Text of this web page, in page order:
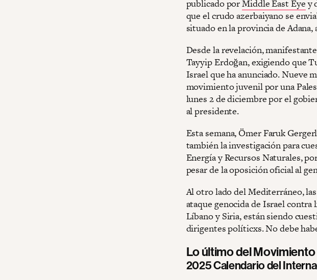
publicado porMiddle East Eyey
que el crudo azerbaiyano se
situado en la provincia de
Desde la revelación,
Tayyip Erdoğan, exigiendo que
Israel que ha anunciado. Nueve
movimiento juvenil por una
lunes 2 de diciembre por el
al presidente.
Esta semana, Ömer Faruk
también la investigación para
Energía y Recursos Naturales,
pesar de la oposición oficial al
Al otro lado del Mediterráneo,
ataque genocida de Israel
Líbano y Siria, están siendo
dirigentes políticxs. No debe
Lo último del Movimiento
2025 Calendario del